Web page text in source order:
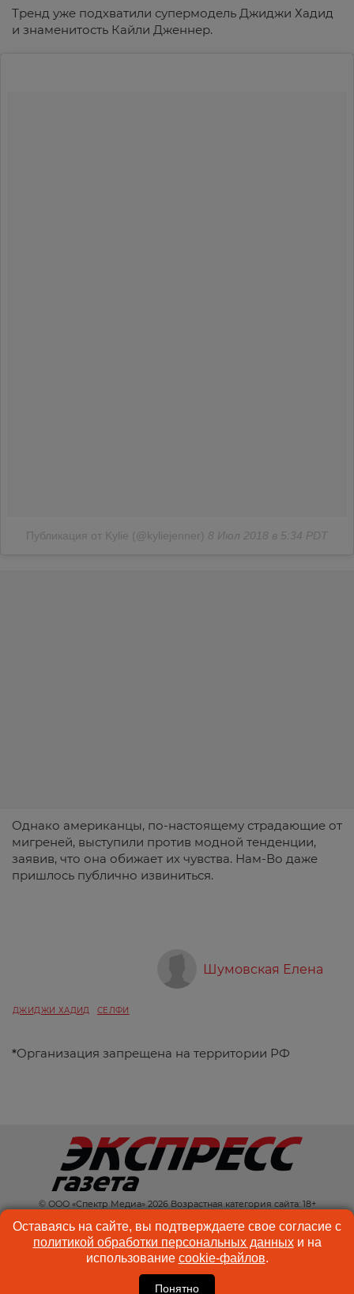
Тренд уже подхватили супермодель Джиджи Хадид
и знаменитость Кайли Дженнер.
Публикация от Kylie (@kyliejenner) 8 Июл 2018 в 5:34 PDT
Однако американцы, по-настоящему страдающие от
мигреней, выступили против модной тенденции,
заявив, что она обижает их чувства. Нам-Во даже
пришлось публично извиниться.
Шумовская Елена
ДЖИДЖИ ХАДИД СЕЛФИ
*Организация запрещена на территории РФ
© ООО «Спектр Медиа» 2026 Возрастная категория сайта: 18+
КОНТАКТЫ
РЕКЛАМА
КУКИ-ФАЙЛЫ
ПОЛЬЗОВАТЕЛЬСКОЕ
СОГЛАШЕНИЕ
Оставаясь на сайте, вы подтверждаете свое согласие с
политикой обработки персональных данныхи на
использование cookie-файлов.
Понятно